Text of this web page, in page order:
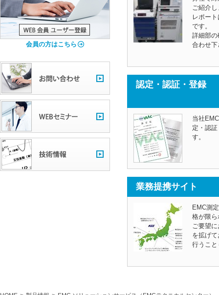
ご紹介
レポー
です。
詳細部
合わせ下
認定・認証・登録
当社
定・認
す。
業務提携サイト
EMC測
格が限
ご要望
を拡げ
行うこ
会員の方はこちら